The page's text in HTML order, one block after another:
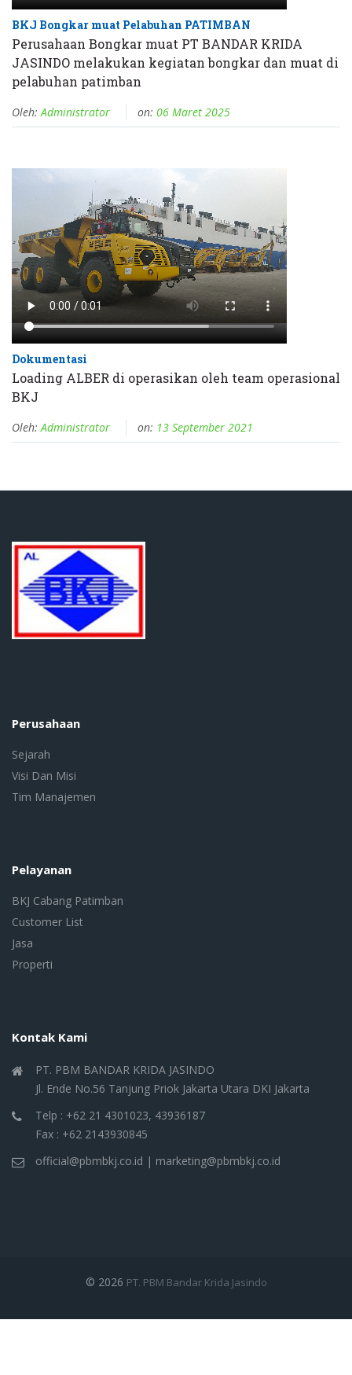
BKJ Bongkar muat Pelabuhan PATIMBAN
Perusahaan Bongkar muat PT BANDAR KRIDA
JASINDO melakukan kegiatan bongkar dan muat di
pelabuhan patimban
Oleh:Administrator on: 06 Maret 2025
Dokumentasi
Loading ALBER di operasikan oleh team operasional
BKJ
Oleh:Administrator on: 13 September 2021
Perusahaan
Sejarah
Visi Dan Misi
Tim Manajemen
Pelayanan
BKJ Cabang Patimban
Customer List
Jasa
Properti
Kontak Kami
PT. PBM BANDAR KRIDA JASINDO
Jl. Ende No.56 Tanjung Priok Jakarta Utara DKI Jakarta
Telp : +62 21 4301023, 43936187
Fax : +62 2143930845
official@pbmbkj.co.id | marketing@pbmbkj.co.id
© 2026 PT. PBM Bandar Krida Jasindo